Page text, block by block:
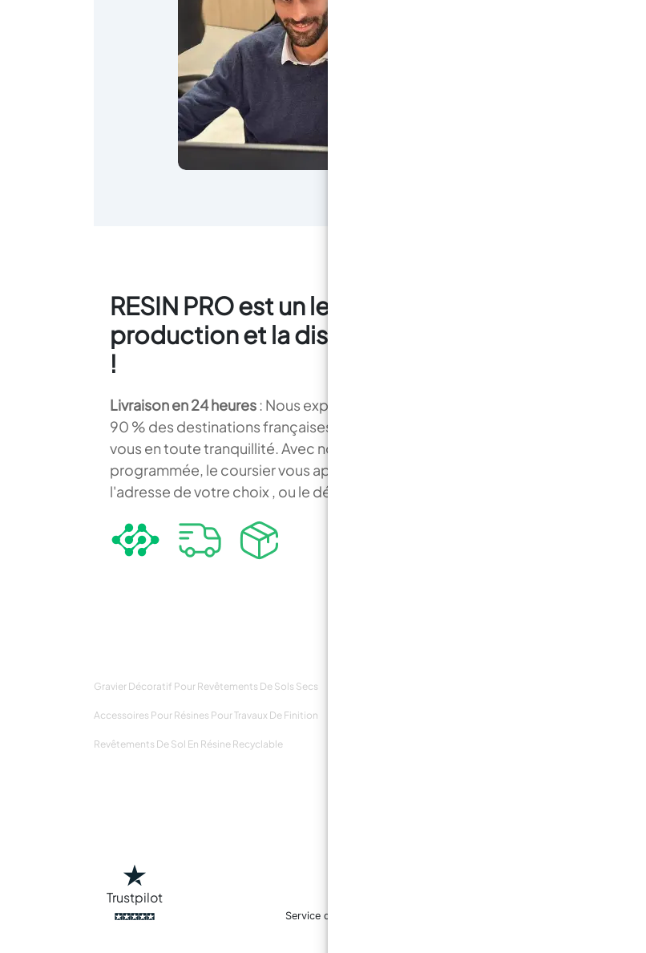
pour éviter les
Contrairement aux
produits différents,
RESIN PRO est un leader dans la
production et la distribution de Résines
!
Livraison en 24 heures : Nous expédions le jour même dans plus de
90 % des destinations françaises. Recevez votre commande chez
vous en toute tranquillité. Avec notre service de livraison
programmée, le coursier vous appellera et livrera votre colis à
l'adresse de votre choix , ou le déposera à l'adresse de votre choix.
Gravier Décoratif Pour Revêtements De Sols Secs
Accessoires Pour Résines Pour Travaux De Finition
Revêtements De Sol En Résine Recyclable
Trustpilot
Service de livraison rapide avec coursier express
Achetez grâce